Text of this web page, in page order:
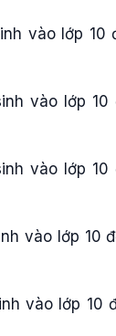
vào lớp 10
vào lớp 10
vào lớp 10
vào lớp 10
vào lớp 10